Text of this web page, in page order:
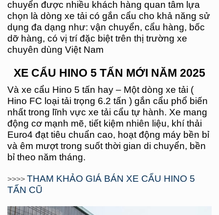
chuyển được nhiều khách hàng quan tâm lựa
chọn là dòng xe tải có gắn cẩu cho khả năng sử
dụng đa dạng như: vận chuyển, cẩu hàng, bốc
dỡ hàng, có vị trí đặc biệt trên thị trường xe
chuyên dùng Việt Nam
XE CẨU HINO 5 TẤN MỚI NĂM 2025
Và xe cẩu Hino 5 tấn hay – Một dòng xe tải (
Hino FC loại tải trọng 6.2 tấn ) gắn cẩu phổ biến
nhất trong lĩnh vực xe tải cẩu tự hành. Xe mang
động cơ mạnh mẽ, tiết kiệm nhiên liệu, khí thải
Euro4 đạt tiêu chuẩn cao, hoạt động máy bền bỉ
và êm mượt trong suốt thời gian di chuyển, bền
bỉ theo năm tháng.
>>>> THAM KHẢO GIÁ BÁN XE CẨU HINO 5
TẤN CŨ